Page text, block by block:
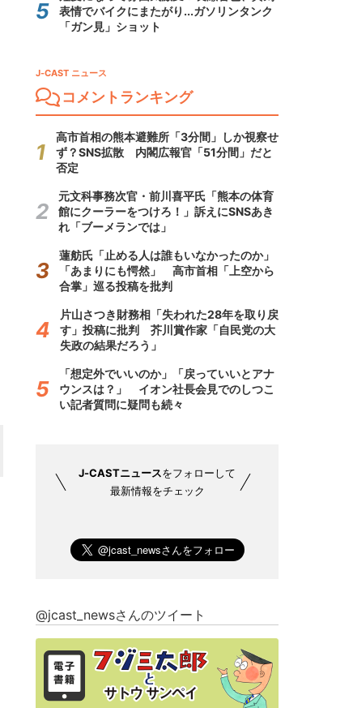
表情でバイクにまたがり...ガソリンタンク
「ガン見」ショット
J-CAST ニュース
コメントランキング
高市首相の熊本避難所「3分間」しか視察せ
ず？SNS拡散 内閣広報官「51分間」だと
否定
元文科事務次官・前川喜平氏「熊本の体育
館にクーラーをつけろ！」訴えにSNSあき
れ「ブーメランでは」
蓮舫氏「止める人は誰もいなかったのか」
「あまりにも愕然」 高市首相「上空から
合掌」巡る投稿を批判
片山さつき財務相「失われた28年を取り戻
す」投稿に批判 芥川賞作家「自民党の大
失政の結果だろう」
「想定外でいいのか」「戻っていいとアナ
ウンスは？」 イオン社長会見でのしつこ
い記者質問に疑問も続々
J-CASTニュースをフォローして
最新情報をチェック
@jcast_newsさんのツイート